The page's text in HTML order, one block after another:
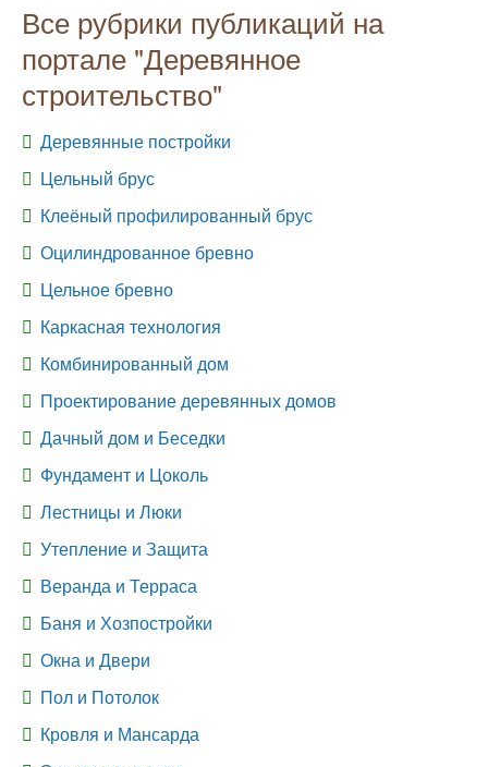
Все рубрики публикаций на
портале "Деревянное
строительство"
Деревянные постройки
Цельный брус
Клеёный профилированный брус
Оцилиндрованное бревно
Цельное бревно
Каркасная технология
Комбинированный дом
Проектирование деревянных домов
Дачный дом и Беседки
Фундамент и Цоколь
Лестницы и Люки
Утепление и Защита
Веранда и Терраса
Баня и Хозпостройки
Окна и Двери
Пол и Потолок
Кровля и Мансарда